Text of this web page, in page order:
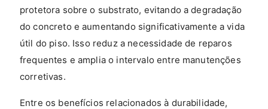
protetora sobre o substrato, evitando a degradação
do concreto e aumentando significativamente a vida
útil do piso. Isso reduz a necessidade de reparos
frequentes e amplia o intervalo entre manutenções
corretivas.
Entre os benefícios relacionados à durabilidade,